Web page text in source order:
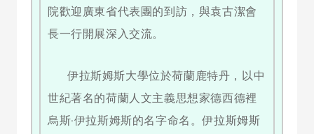
院歡迎廣東省代表團的到訪，與袁古潔會
長一行開展深入交流。
伊拉斯姆斯大學位於荷蘭鹿特丹，以中
世紀著名的荷蘭人文主義思想家德西德裡
烏斯·伊拉斯姆斯的名字命名。伊拉斯姆斯